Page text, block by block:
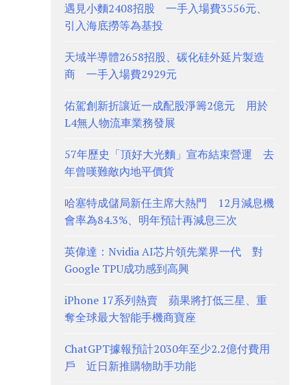
遇見小麵2408招股 一手入場費3556元、
引入海底撈等為基投
天域半導體2658招股、碳化硅外延片製造
商 一手入場費2929元
佑駕創新折讓近一成配股淨籌2億元 用於
L4無人物流車業務發展
57年歷史「頂好大光麵」宣布結束營運 去
年曾嘆難敵內地平價貨
哈塞特成儲局新任主席大熱門 12月減息機
會率為84.3%、明年預計再減息三次
英偉達：Nvidia AI芯片領先業界一代 對
Google TPU成功感到高興
iPhone 17系列熱賣 蘋果將打低三星、重
奪全球最大智能手機商寶座
ChatGPT據報預計2030年至少2.2億付費用
戶 近日新推購物助手功能